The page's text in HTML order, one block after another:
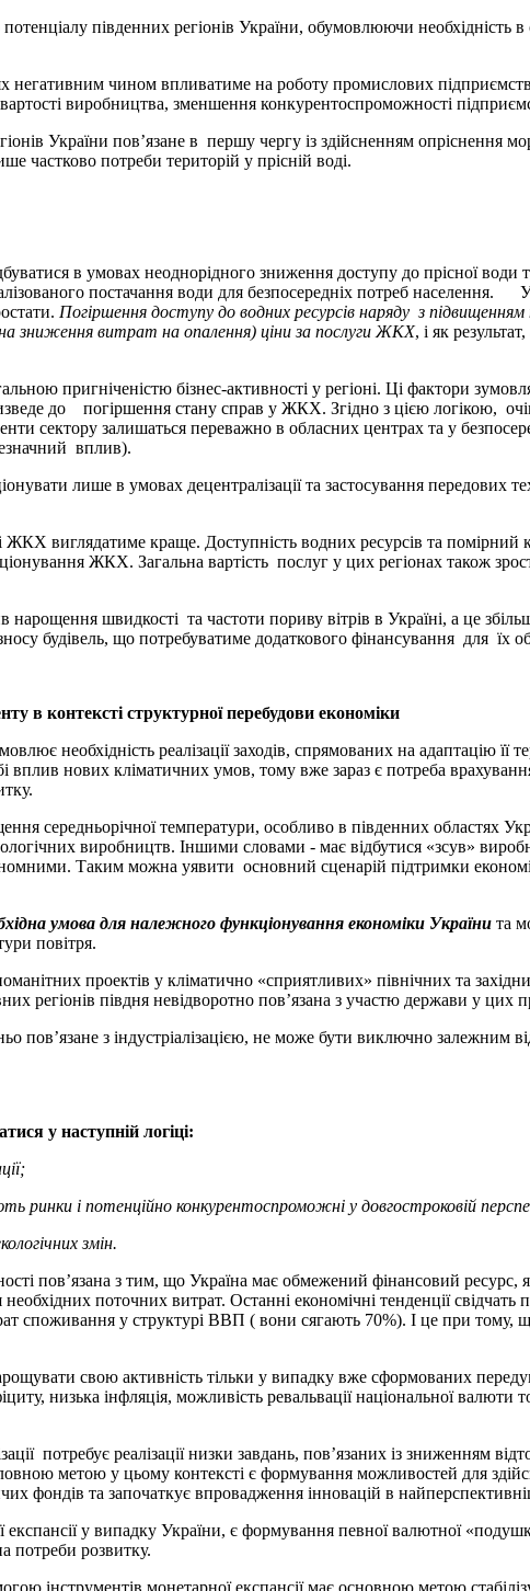
південних регіонів України, обумовлюючи необхідність в
негативним чином впливатиме на роботу промислових
виробництва, зменшення конкурентоспроможності
України пов’язане в першу чергу із здійсненням опріснення
частково потреби територій у прісній воді.
в умовах неоднорідного зниження доступу до прісної
постачання води для безпосередніх потреб населення.
Погіршення доступу до водних ресурсів наряду з
зниження витрат на опалення) ціни за послуги ЖКХ, і як
пригніченістю бізнес-активності у регіоні. Ці фактори
до погіршення стану справ у ЖКХ. Згідно з цією логікою,
сектору залишаться переважно в обласних центрах та у
вплив).
лише в умовах децентралізації та застосування передових
ЖКХ виглядатиме краще. Доступність водних ресурсів та
ЖКХ. Загальна вартість послуг у цих регіонах також
швидкості та частоти пориву вітрів в Україні, а це
будівель, що потребуватиме додаткового фінансування для їх
в контексті структурної перебудови економіки
необхідність реалізації заходів, спрямованих на адаптацію
нових кліматичних умов, тому вже зараз є потреба
середньорічної температури, особливо в південних областях
виробництв. Іншими словами - має відбутися «зсув»
Таким можна уявити основний сценарій підтримки
умова для належного функціонування економіки України та
повітря.
проектів у кліматично «сприятливих» північних та
регіонів півдня невідворотно пов’язана з участю держави у цих
пов’язане з індустріалізацією, не може бути виключно залежним
у наступній логіці:
ринки і потенційно конкурентоспроможні у довгостроковій
змін.
пов’язана з тим, що Україна має обмежений фінансовий
поточних витрат. Останні економічні тенденції свідчать
споживання у структурі ВВП ( вони сягають 70%). І це при тому,
свою активність тільки у випадку вже сформованих
низька інфляція, можливість ревальвації національної
потребує реалізації низки завдань, пов’язаних із зниженням
метою у цьому контексті є формування можливостей для
фондів та започаткує впровадження інновацій в
у випадку України, є формування певної валютної
потреби розвитку.
інструментів монетарної експансії має основною метою